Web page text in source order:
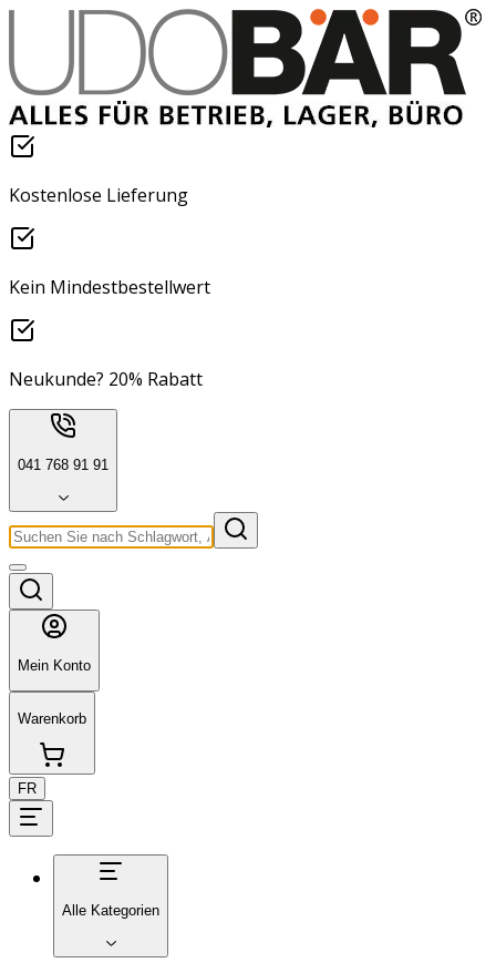
Kostenlose Lieferung
Kein Mindestbestellwert
Neukunde? 20% Rabatt
041 768 91 91
Mein Konto
Warenkorb
FR
Alle Kategorien